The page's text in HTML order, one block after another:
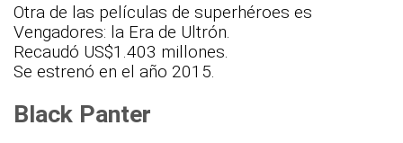
Otra de las películas de superhéroes es
Vengadores: la Era de Ultrón.
Recaudó US$1.403 millones.
Se estrenó en el año 2015.
Black Panter